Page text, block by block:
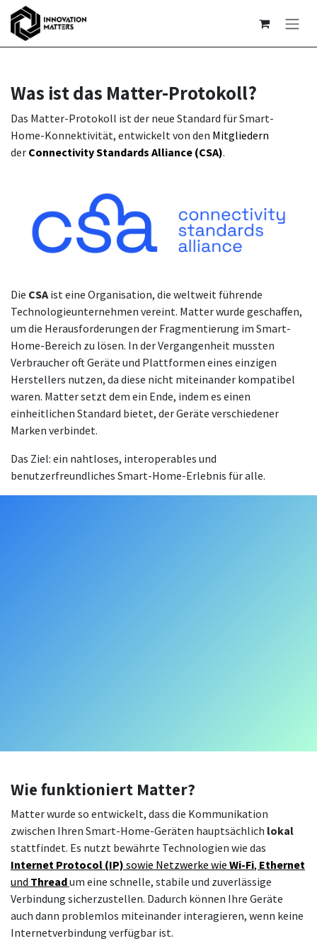
Zum Inhalt springen
Was ist das Matter-Protokoll?
Das Matter-Protokoll ist der neue Standard für Smart-
Home-Konnektivität, entwickelt von den Mitgliedern
der Connectivity Standards Alliance (CSA).
Die CSAist eine Organisation, die weltweit führende
Technologieunternehmen vereint. Matter wurde geschaffen,
um die Herausforderungen der Fragmentierung im Smart-
Home-Bereich zu lösen. In der Vergangenheit mussten
Verbraucher oft Geräte und Plattformen eines einzigen
Herstellers nutzen, da diese nicht miteinander kompatibel
waren. Matter setzt dem ein Ende, indem es einen
einheitlichen Standard bietet, der Geräte verschiedener
Marken verbindet.
Das Ziel: ein nahtloses, interoperables und
benutzerfreundliches Smart-Home-Erlebnis für alle.
Wie funktioniert Matter?
Matter wurde so entwickelt, dass die Kommunikation
zwischen Ihren Smart-Home-Geräten hauptsächlich lokal
stattfindet. Es nutzt bewährte Technologien wie das
Internet Protocol (IP) sowie Netzwerke wie Wi-Fi, Ethernet
und Threadum eine schnelle, stabile und zuverlässige
Verbindung sicherzustellen. Dadurch können Ihre Geräte
auch dann problemlos miteinander interagieren, wenn keine
Internetverbindung verfügbar ist.